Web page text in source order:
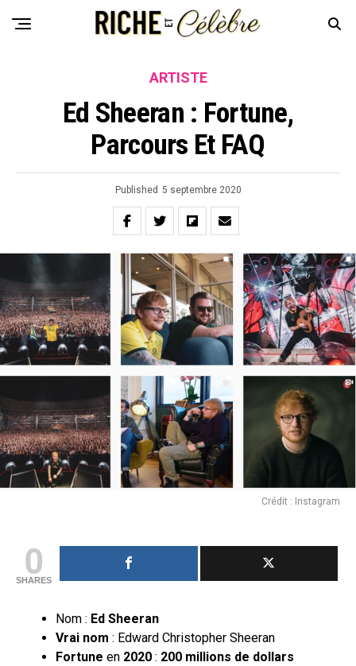
ARTISTE
Ed Sheeran : Fortune,
Parcours Et FAQ
Published 5 septembre 2020
Crédit : Instagram
0
SHARES
Nom : Ed Sheeran
Vrai nom : Edward Christopher Sheeran
Fortune en 2020 : 200 millions de dollars